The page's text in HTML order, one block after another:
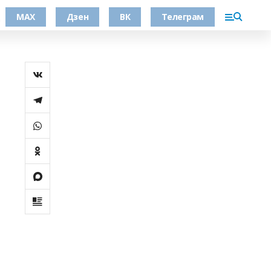
МАХ Дзен ВК Телеграм